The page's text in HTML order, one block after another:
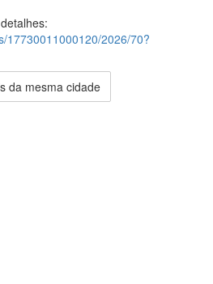
17730011000120/2026/70?
da mesma cidade